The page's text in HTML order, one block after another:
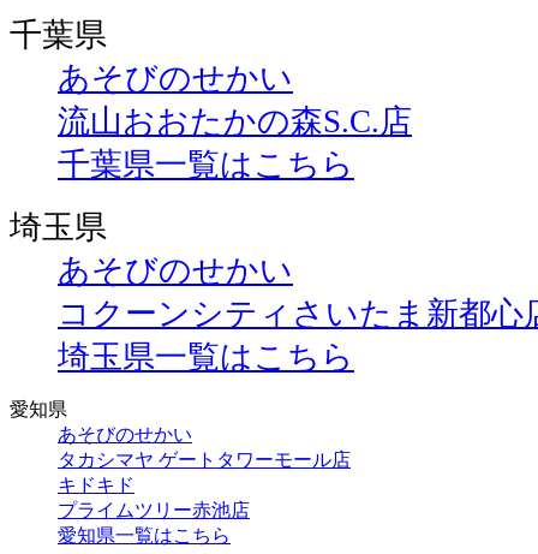
千葉県
あそびのせかい
流山おおたかの森S.C.店
千葉県一覧はこちら
埼玉県
あそびのせかい
コクーンシティさいたま新都心
埼玉県一覧はこちら
愛知県
あそびのせかい
タカシマヤ ゲートタワーモール店
キドキド
プライムツリー赤池店
愛知県一覧はこちら